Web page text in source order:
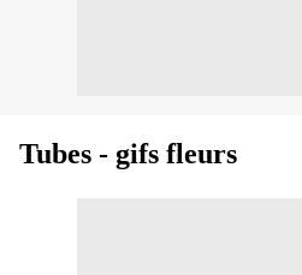
Tubes - gifs fleurs